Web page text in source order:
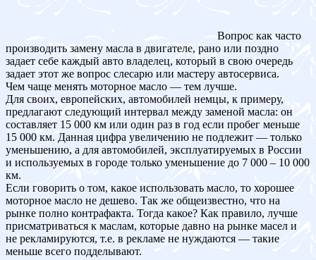
Вопрос как часто
производить замену масла в двигателе, рано или поздно
задает себе каждый авто владелец, который в свою очередь
задает этот же вопрос слесарю или мастеру автосервиса.
Чем чаще менять моторное масло — тем лучше.
Для своих, европейских, автомобилей немцы, к примеру,
предлагают следующий интервал между заменой масла: он
составляет 15 000 км или один раз в год если пробег меньше
15 000 км. Данная цифра увеличению не подлежит — только
уменьшению, а для автомобилей, эксплуатируемых в России
и используемых в городе только уменьшение до 7 000 – 10 000
км.
Если говорить о том, какое использовать масло, то хорошее
моторное масло не дешево. Так же общеизвестно, что на
рынке полно контрафакта. Тогда какое? Как правило, лучше
присматриваться к маслам, которые давно на рынке масел и
не рекламируются, т.е. в рекламе не нуждаются — такие
меньше всего подделывают.